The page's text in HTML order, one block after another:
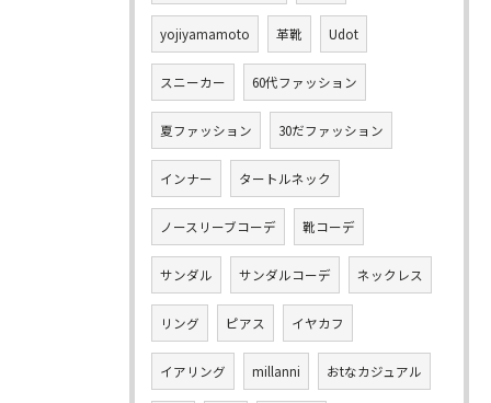
yojiyamamoto 革靴 Udot
スニーカー 60代ファッション
夏ファッション 30だファッション
インナー タートルネック
ノースリーブコーデ 靴コーデ
サンダル サンダルコーデ ネックレス
リング ピアス イヤカフ
イアリング millanni おtなカジュアル